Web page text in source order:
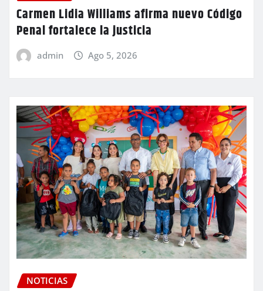
Carmen Lidia Williams afirma nuevo Código
Penal fortalece la justicia
admin Ago 5, 2026
NOTICIAS